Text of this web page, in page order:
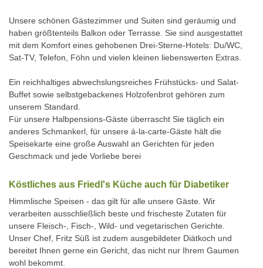
Unsere schönen Gästezimmer und Suiten sind geräumig und
haben größtenteils Balkon oder Terrasse. Sie sind ausgestattet
mit dem Komfort eines gehobenen Drei-Sterne-Hotels: Du/WC,
Sat-TV, Telefon, Föhn und vielen kleinen liebenswerten Extras.
Ein reichhaltiges abwechslungsreiches Frühstücks- und Salat-
Buffet sowie selbstgebackenes Holzofenbrot gehören zum
unserem Standard.
Für unsere Halbpensions-Gäste überrascht Sie täglich ein
anderes Schmankerl, für unsere á-la-carte-Gäste hält die
Speisekarte eine große Auswahl an Gerichten für jeden
Geschmack und jede Vorliebe berei
Köstliches aus Friedl's Küche auch für Diabetiker
Himmlische Speisen - das gilt für alle unsere Gäste. Wir
verarbeiten ausschließlich beste und frischeste Zutaten für
unsere Fleisch-, Fisch-, Wild- und vegetarischen Gerichte.
Unser Chef, Fritz Süß ist zudem ausgebildeter Diätkoch und
bereitet Ihnen gerne ein Gericht, das nicht nur Ihrem Gaumen
wohl bekommt.